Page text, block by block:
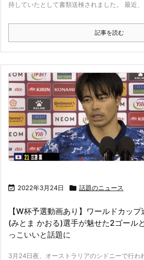
持していたとして書類送検されました。 最近
記事を読む
 2022年3月24日  話題のニュース
【W杯予選動画あり】ワールドカッ
(みとま かおる)選手が魅せた2ゴール
っこいいと話題に
3月24日夜、オーストラリアのシドニーで行わ